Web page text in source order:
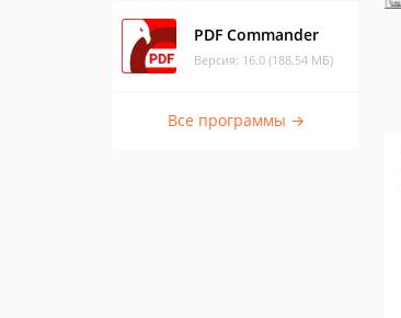
PDF Commander
Версия: 16.0 (188.54 МБ)
Все программы →